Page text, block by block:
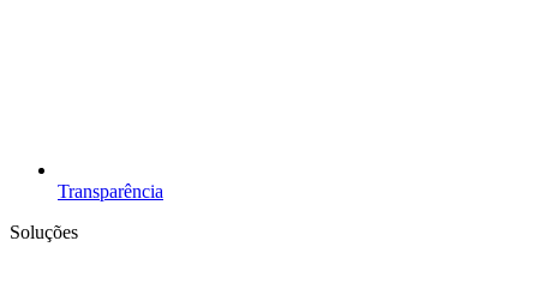
Transparência
Soluções